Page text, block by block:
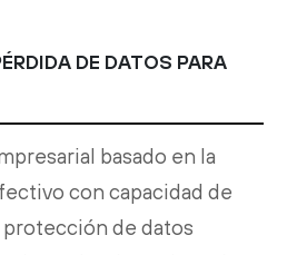
DE DATOS PARA
basado en la
con capacidad de
protección de datos